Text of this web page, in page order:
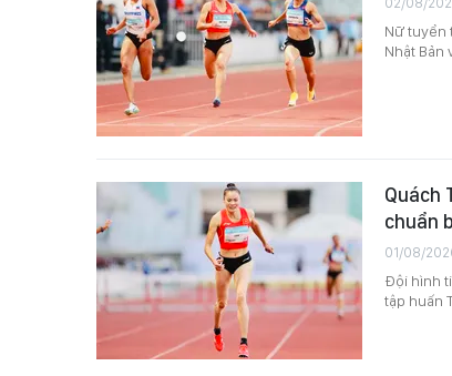
Nữ tuyển
Nhật Bản
Quách
chuẩn
01/08/
Đội hình
tập huấn